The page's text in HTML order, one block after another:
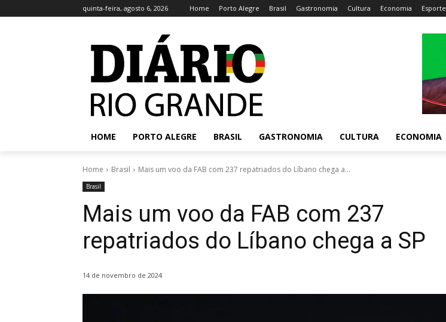
quinta-feira, agosto 6, 2026 Home Porto Alegre Brasil Gastronomia Cultura Economia Esporte
HOME PORTO ALEGRE BRASIL GASTRONOMIA CULTURA ECONOMIA
Home Brasil Mais um voo da FAB com 237 repatriados do Líbano chega a...
Brasil
Mais um voo da FAB com 237
repatriados do Líbano chega a SP
14 de novembro de 2024